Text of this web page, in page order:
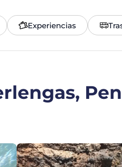
Experiencias